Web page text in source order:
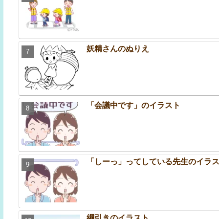
妖精さんのぬりえ
「会議中です」のイラスト
「しーっ」ってしている先生のイラ